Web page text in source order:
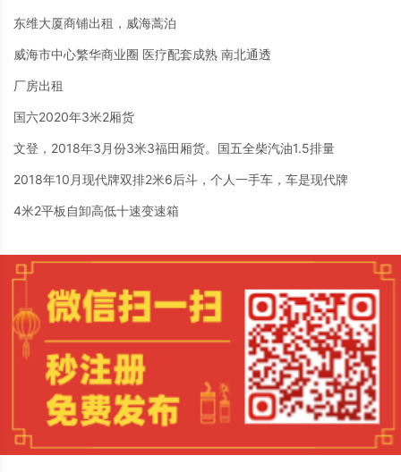
东维大厦商铺出租，威海蒿泊
威海市中心繁华商业圈 医疗配套成熟 南北通透
厂房出租
国六2020年3米2厢货
文登，2018年3月份3米3福田厢货。国五全柴汽油1.5排量
2018年10月现代牌双排2米6后斗，个人一手车，车是现代牌
4米2平板自卸高低十速变速箱